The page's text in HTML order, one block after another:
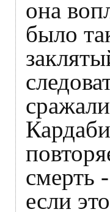
она
было
смерть
если